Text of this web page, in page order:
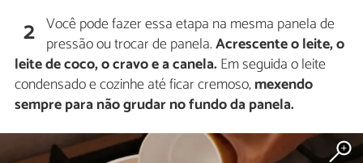
2 Você pode fazer essa etapa na mesma panela de
pressão ou trocar de panela.Acrescente o leite, o
leite de coco, o cravo e a canela.Em seguida o leite
condensado e cozinhe até ficar cremoso,mexendo
sempre para não grudar no fundo da panela.